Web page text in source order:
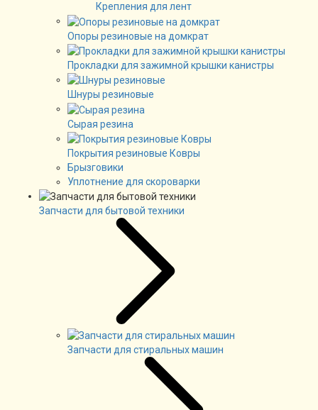
Крепления для лент
Опоры резиновые на домкрат
Прокладки для зажимной крышки канистры
Шнуры резиновые
Сырая резина
Покрытия резиновые Ковры
Брызговики
Уплотнение для скороварки
Запчасти для бытовой техники
Запчасти для стиральных машин